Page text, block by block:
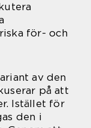
för- och
av den
på att
Istället för
den i